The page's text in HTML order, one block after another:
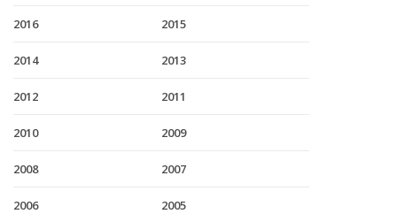
2016 2015
2014 2013
2012 2011
2010 2009
2008 2007
2006 2005